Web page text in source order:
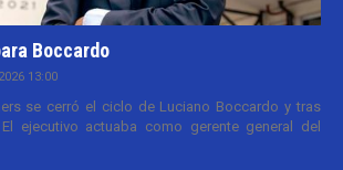
Boccardo
13:00
se cerró el ciclo de Luciano Boccardo y tras
ejecutivo actuaba como gerente general del